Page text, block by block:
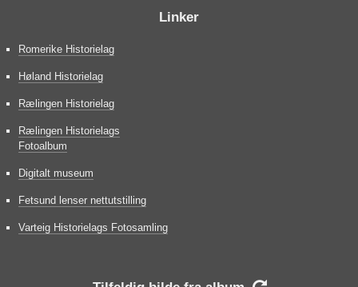
Linker
Romerike Historielag
Høland Historielag
Rælingen Historielag
Rælingen Historielags
Fotoalbum
Digitalt museum
Fetsund lenser nettutstilling
Varteig Historielags Fotosamling